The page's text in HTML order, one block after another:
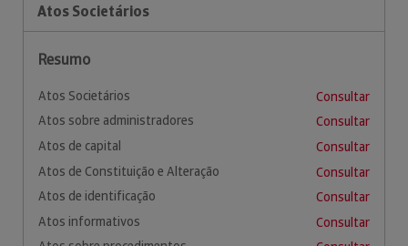
Atos Societários
Resumo
Atos Societários
Consultar
Atos sobre administradores
Consultar
Atos de capital
Consultar
Atos de Constituição e Alteração
Consultar
Atos de identificação
Consultar
Atos informativos
Consultar